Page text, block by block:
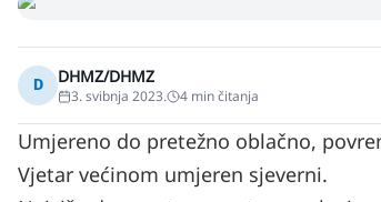
D DHMZ/DHMZ
3. svibnja 2023. 4 min čitanja
Umjereno do pretežno oblačno,
Vjetar većinom umjeren sjeverni.